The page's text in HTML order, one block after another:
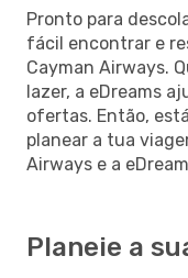
Pronto para
fácil encontrar e
Cayman Airways.
lazer, a eDreams
ofertas. Então,
planear a tua
Airways e a
Planeie a